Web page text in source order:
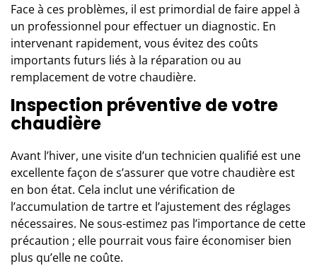
Face à ces problèmes, il est primordial de faire appel à
un professionnel pour effectuer un diagnostic. En
intervenant rapidement, vous évitez des coûts
importants futurs liés à la réparation ou au
remplacement de votre chaudière.
Inspection préventive de votre
chaudière
Avant l’hiver, une visite d’un technicien qualifié est une
excellente façon de s’assurer que votre chaudière est
en bon état. Cela inclut une vérification de
l’accumulation de tartre et l’ajustement des réglages
nécessaires. Ne sous-estimez pas l’importance de cette
précaution ; elle pourrait vous faire économiser bien
plus qu’elle ne coûte.